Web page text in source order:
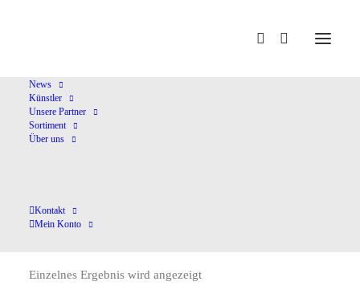
News
Künstler
Unsere Partner
Sortiment
Über uns
Kontakt
Mein Konto
Janz,M.
Einzelnes Ergebnis wird angezeigt